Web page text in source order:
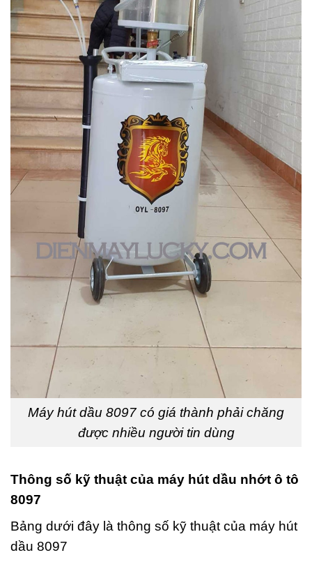
Máy hút dầu 8097 có giá thành phải chăng
được nhiều người tin dùng
Thông số kỹ thuật của máy hút dầu nhớt ô tô
8097
Bảng dưới đây là thông số kỹ thuật của máy hút
dầu 8097